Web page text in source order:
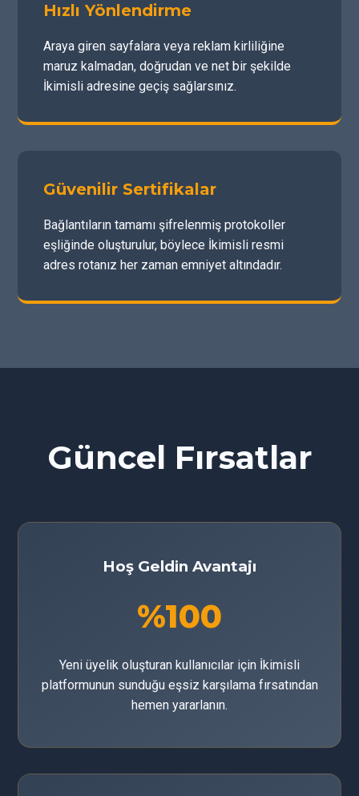
Hızlı Yönlendirme
Araya giren sayfalara veya reklam kirliliğine
maruz kalmadan, doğrudan ve net bir şekilde
İkimisli adresine geçiş sağlarsınız.
Güvenilir Sertifikalar
Bağlantıların tamamı şifrelenmiş protokoller
eşliğinde oluşturulur, böylece İkimisli resmi
adres rotanız her zaman emniyet altındadır.
Güncel Fırsatlar
Hoş Geldin Avantajı
%100
Yeni üyelik oluşturan kullanıcılar için İkimisli
platformunun sunduğu eşsiz karşılama fırsatından
hemen yararlanın.